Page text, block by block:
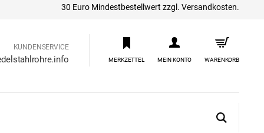
30 Euro Mindestbestellwert zzgl. Versandkosten.
KUNDENSERVICE
MERKZETTEL MEIN KONTO WARENKORB